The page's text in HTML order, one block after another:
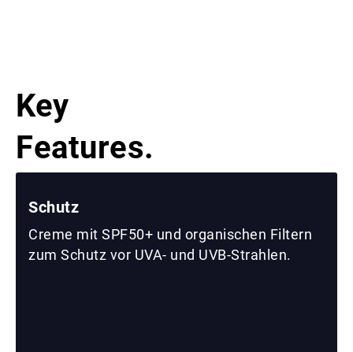
Key
Features.
Schutz
Creme mit SPF50+ und organischen Filtern
zum Schutz vor UVA- und UVB-Strahlen.